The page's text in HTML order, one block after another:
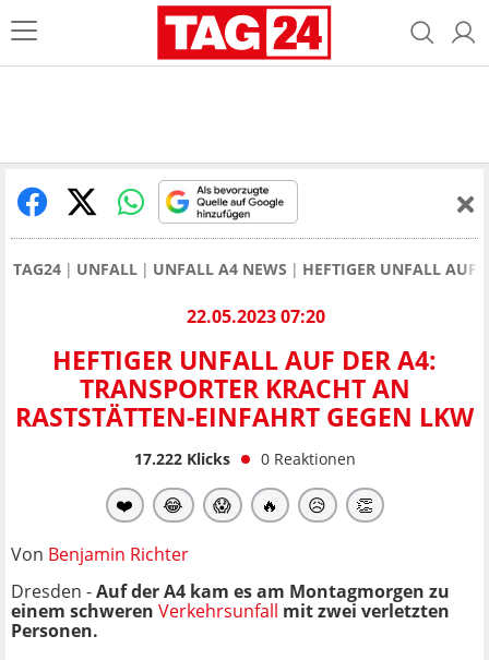
TAG24 UNFALL UNFALL A4 NEWS HEFTIGER UNFALL AUF
22.05.2023 07:20
HEFTIGER UNFALL AUF DER A4:
TRANSPORTER KRACHT AN
RASTSTÄTTEN-EINFAHRT GEGEN LKW
17.222Klicks 0 Reaktionen
❤️ 😂 😱 🔥 😥 👏
Von Benjamin Richter
Dresden -Auf der A4 kam es am Montagmorgen zu
einem schweren Verkehrsunfall mit zwei verletzten
Personen.